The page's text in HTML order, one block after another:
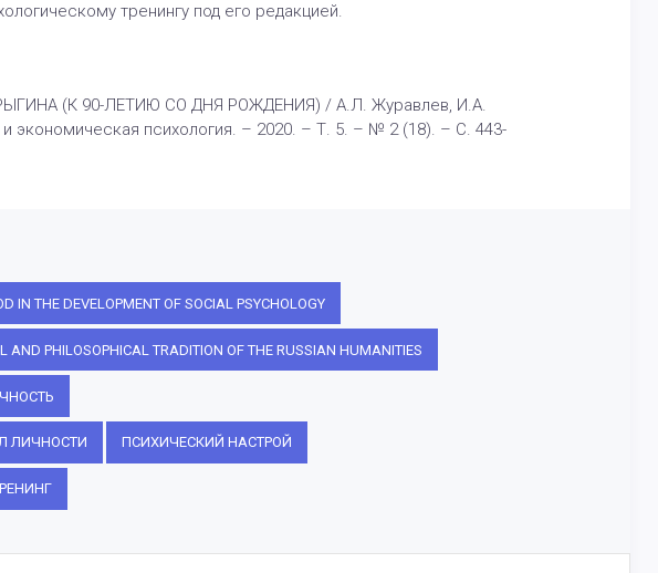
тренингу под его редакцией.
(К 90-ЛЕТИЮ СО ДНЯ РОЖДЕНИЯ) / А.Л. Журавлев, И.А.
экономическая психология. – 2020. – Т. 5. – № 2 (18). – С. 443-
IN THE DEVELOPMENT OF SOCIAL PSYCHOLOGY
AND PHILOSOPHICAL TRADITION OF THE RUSSIAN HUMANITIES
ЛИЧНОСТИ ПСИХИЧЕСКИЙ НАСТРОЙ